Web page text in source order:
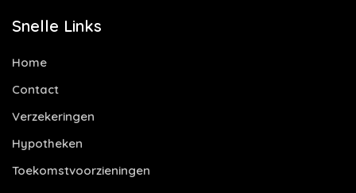
Snelle Links
Home
Contact
Verzekeringen
Hypotheken
Toekomstvoorzieningen